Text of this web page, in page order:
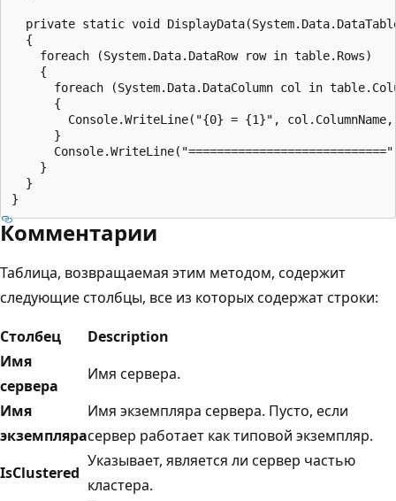
private static void
  {
    foreach (System.Data.DataRow row in table.Rows)
    {
foreach (System.Data.DataColumn col in
      {
Console.WriteLine("{0} = {1}",
      }
    }
  }
Комментарии
Таблица, возвращаемая этим методом, содержит
следующие столбцы, все из которых содержат строки:
Столбец
Description
Имя
сервера
Имя сервера.
Имя
экземпляра
Имя экземпляра сервера. Пусто, если
сервер работает как типовой экземпляр.
IsClustered
Указывает, является ли сервер частью
кластера.